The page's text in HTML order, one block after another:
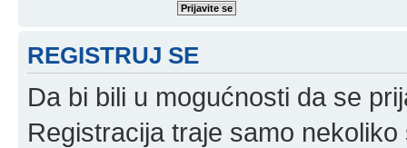
REGISTRUJ SE
Da bi bili u mogućnosti da se
Registracija traje samo